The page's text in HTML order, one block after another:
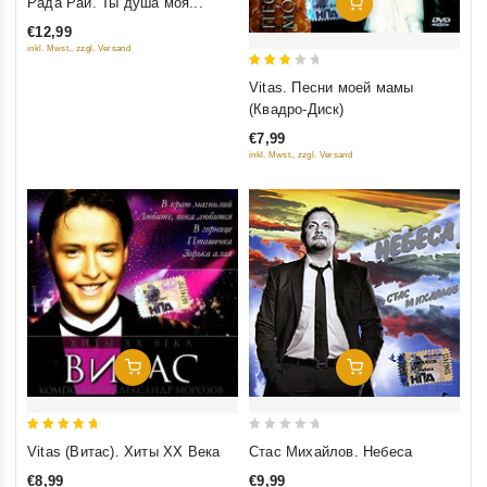
out of
5
€12,99
inkl. Mwst., zzgl. Versand
Vitas. Песни моей мамы
(Квадро-Диск)
€7,99
inkl. Mwst., zzgl. Versand
Добавить В Корзину
out of 5
Vitas (Витас). Хиты XX Века
€8,99
Добавить В Корзину
Стас Михайлов. Небеса
€9,99